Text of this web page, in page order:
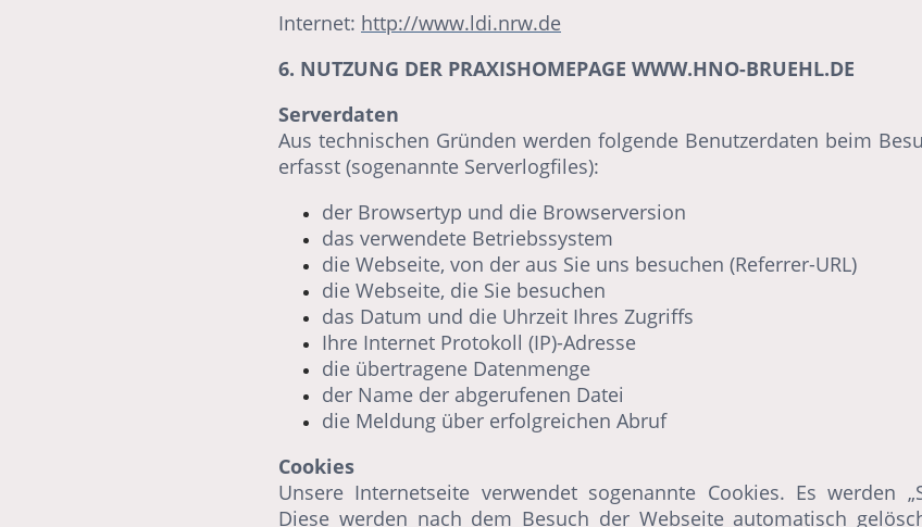
Internet: http://www.ldi.nrw.de
6. NUTZUNG DER PRAXISHOMEPAGE WWW.HNO-BRUEHL.DE
Serverdaten
Aus technischen Gründen werden folgende Benutzerdaten beim
erfasst (sogenannte Serverlogfiles):
der Browsertyp und die Browserversion
das verwendete Betriebssystem
die Webseite, von der aus Sie uns besuchen (Referrer-URL)
die Webseite, die Sie besuchen
das Datum und die Uhrzeit Ihres Zugriffs
Ihre Internet Protokoll (IP)-Adresse
die übertragene Datenmenge
der Name der abgerufenen Datei
die Meldung über erfolgreichen Abruf
Cookies
Unsere Internetseite verwendet sogenannte Cookies. Es werden
Diese werden nach dem Besuch der Webseite automatisch